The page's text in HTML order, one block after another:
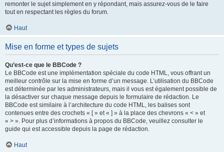
remonter le sujet simplement en y répondant, mais assurez-vous de le faire
tout en respectant les règles du forum.
Haut
Mise en forme et types de sujets
Qu’est-ce que le BBCode ?
Le BBCode est une implémentation spéciale du code HTML, vous offrant un
meilleur contrôle sur la mise en forme d’un message. L’utilisation du BBCode
est déterminée par les administrateurs, mais il vous est également possible de
la désactiver sur chaque message depuis le formulaire de rédaction. Le
BBCode est similaire à l’architecture du code HTML, les balises sont
contenues entre des crochets « [ » et « ] » à la place des chevrons « < » et
« > ». Pour plus d’informations à propos du BBCode, veuillez consulter le
guide qui est accessible depuis la page de rédaction.
Haut